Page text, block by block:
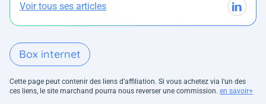
Voir tous ses articles
Box internet
Cette page peut contenir des liens d’affiliation. Si vous achetez via l'un des
ces liens, le site marchand pourra nous reverser une commission. en savoir+